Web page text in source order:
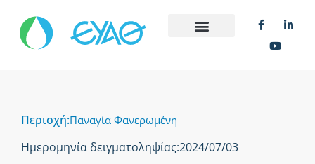
Περιοχή:Παναγία Φανερωμένη
Ημερομηνία δειγματοληψίας:2024/07/03